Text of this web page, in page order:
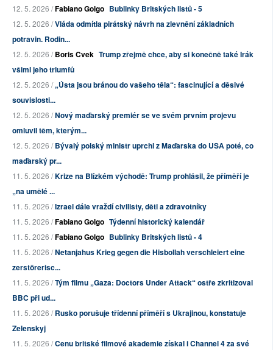
12. 5. 2026 /Fabiano Golgo Bublinky Britských listů - 5
12. 5. 2026 /Vláda odmítla pirátský návrh na zlevnění základních
potravin. Rodin...
12. 5. 2026 /Boris Cvek Trump zřejmě chce, aby si konečně také Irák
všiml jeho triumfů
12. 5. 2026 /„Ústa jsou bránou do vašeho těla“: fascinující a děsivé
souvislosti...
12. 5. 2026 /Nový maďarský premiér se ve svém prvním projevu
omluvil těm, kterým...
12. 5. 2026 /Bývalý polský ministr uprchl z Maďarska do USA poté, co
maďarský pr...
11. 5. 2026 /Krize na Blízkém východě: Trump prohlásil, že příměří je
„na umělé ...
11. 5. 2026 /Izrael dále vraždí civilisty, děti a zdravotníky
11. 5. 2026 /Fabiano Golgo Týdenní historický kalendář
11. 5. 2026 /Fabiano Golgo Bublinky Britských listů - 4
11. 5. 2026 /Netanjahus Krieg gegen die Hisbollah verschleiert eine
zerstörerisc...
11. 5. 2026 /Tým filmu „Gaza: Doctors Under Attack“ ostře zkritizoval
BBC při ud...
11. 5. 2026 /Rusko porušuje třídenní příměří s Ukrajinou, konstatuje
Zelenskyj
11. 5. 2026 /Cenu britské filmové akademie získal i Channel 4 za své